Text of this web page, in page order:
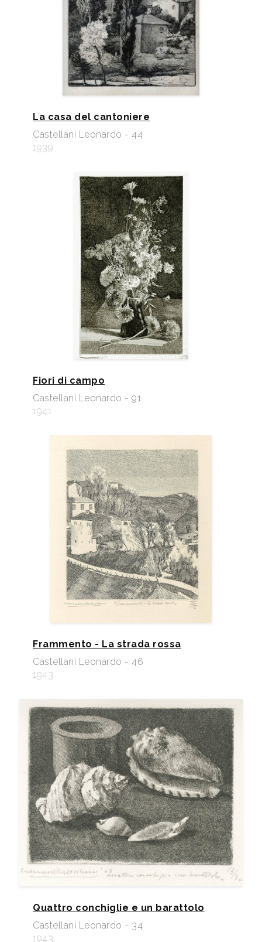
La casa del cantoniere
Castellani Leonardo - 44
1939
Fiori di campo
Castellani Leonardo - 91
1941
Frammento - La strada rossa
Castellani Leonardo - 46
1943
Quattro conchiglie e un barattolo
Castellani Leonardo - 34
1943